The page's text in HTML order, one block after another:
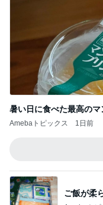
暑い日に食べた最高の
Amebaトピックス 1日前
ご飯が柔